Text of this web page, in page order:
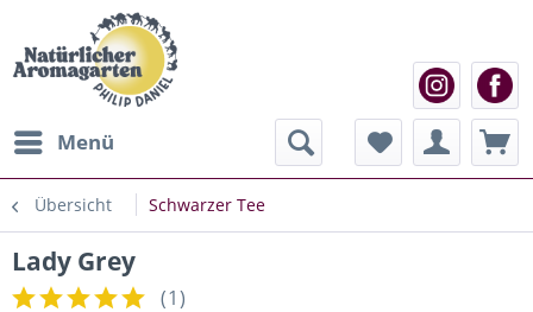
Menü
Übersicht Schwarzer Tee
Lady Grey
(1)